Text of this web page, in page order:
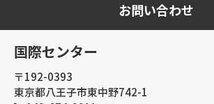
お問い合わせ
国際センター
〒192-0393
東京都八王子市東中野742-1